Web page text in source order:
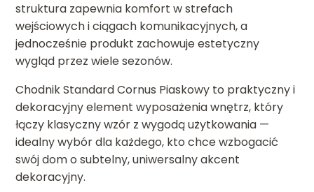
struktura zapewnia komfort w strefach
wejściowych i ciągach komunikacyjnych, a
jednocześnie produkt zachowuje estetyczny
wygląd przez wiele sezonów.
Chodnik Standard Cornus Piaskowy to praktyczny i
dekoracyjny element wyposażenia wnętrz, który
łączy klasyczny wzór z wygodą użytkowania —
idealny wybór dla każdego, kto chce wzbogacić
swój dom o subtelny, uniwersalny akcent
dekoracyjny.